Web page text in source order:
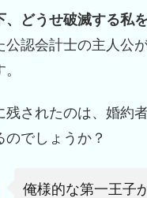
、どうせ破滅する私
公認会計士の主人公
残されたのは、婚約
のでしょうか？
俺様的な第一王子